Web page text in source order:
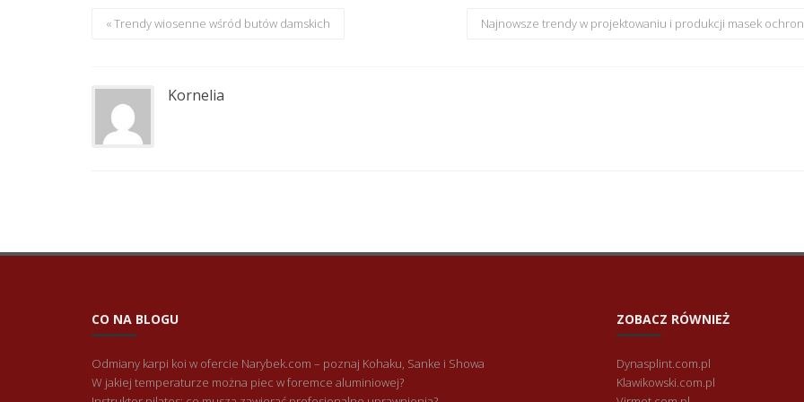
« Trendy wiosenne wśród butów damskich Najnowsze trendy w projektowaniu i produkcji masek
Kornelia
CO NA BLOGU
Odmiany karpi koi w ofercie Narybek.com – poznaj Kohaku, Sanke i Showa
W jakiej temperaturze można piec w foremce aluminiowej?
ZOBACZ RÓWNIEŻ
Dynasplint.com.pl
Klawikowski.com.pl